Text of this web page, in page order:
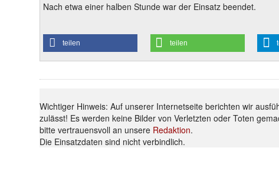
Nach etwa einer halben Stunde war der Einsatz beendet.
teilen teilen
Wichtiger Hinweis: Auf unserer Internetseite berichten wir
zulässt! Es werden keine Bilder von Verletzten oder Toten
bitte vertrauensvoll an unsere Redaktion.
Die Einsatzdaten sind nicht verbindlich.